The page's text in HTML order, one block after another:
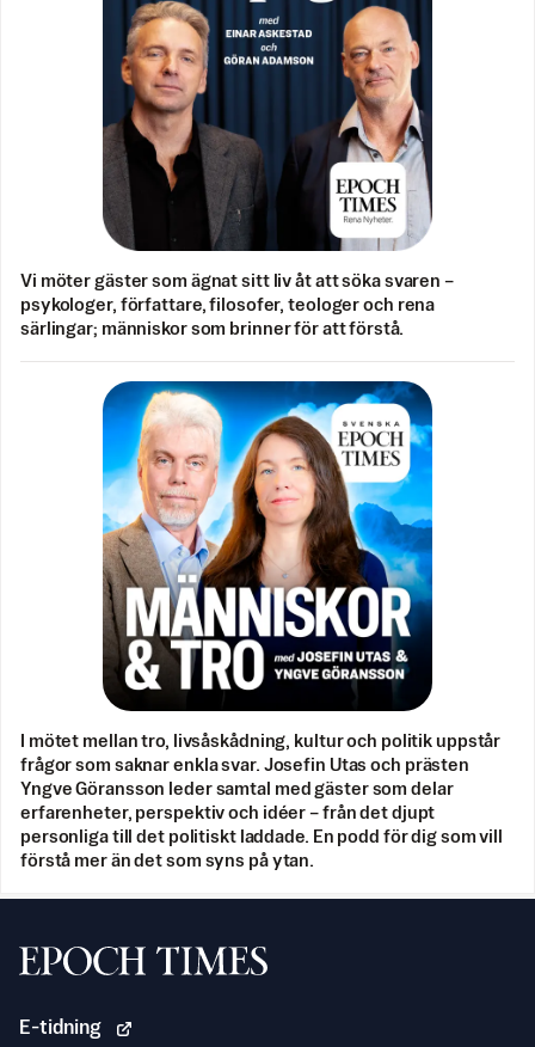
Vi möter gäster som ägnat sitt liv åt att söka svaren –
psykologer, författare, filosofer, teologer och rena
särlingar; människor som brinner för att förstå.
I mötet mellan tro, livsåskådning, kultur och politik uppstår
frågor som saknar enkla svar. Josefin Utas och prästen
Yngve Göransson leder samtal med gäster som delar
erfarenheter, perspektiv och idéer – från det djupt
personliga till det politiskt laddade. En podd för dig som vill
förstå mer än det som syns på ytan.
Svenska Epoch Times
E-tidning